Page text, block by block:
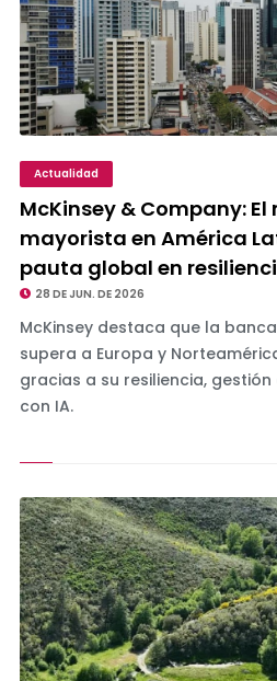
Actualidad
McKinsey & Company:
mayorista en América
pauta global en
28 DE JUN. DE 2026
McKinsey destaca que la
supera a Europa y
gracias a su resiliencia,
con IA.